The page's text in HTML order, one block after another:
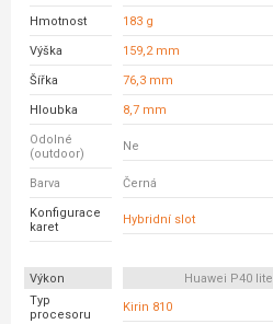
Hmotnost 183 g
Výška 159,2 mm
Šířka 76,3 mm
Hloubka 8,7 mm
Odolné
(outdoor)
Ne
Barva Černá
Konfigurace
karet
Hybridní slot
Výkon Huawei P40 lite
Typ
procesoru
Kirin 810